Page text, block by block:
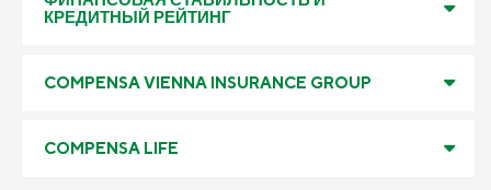
КРЕДИТНЫЙ РЕЙТИНГ
COMPENSA VIENNA INSURANCE GROUP
COMPENSA LIFE